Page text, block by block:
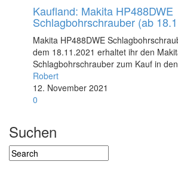
Kaufland: Makita HP488DWE
Schlagbohrschrauber (ab
Makita HP488DWE
dem 18.11.2021 erhaltet ihr den
Schlagbohrschrauber zum Kauf in
Robert
12. November 2021
0
Suchen